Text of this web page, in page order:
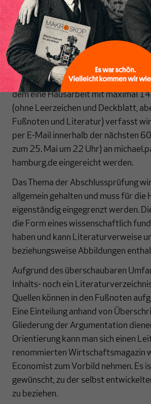
Prüfung
Die Prüfung ist fakultativ. Sie erfolgt
Take-Home-Exams: Am Freitag, den
Uhr erhalten alle Prüfungsteilnehmer
dem eine Hausarbeit mit maximal
(ohne Leerzeichen und Deckblatt,
Fußnoten und Literatur) verfasst
per E-Mail innerhalb der nächsten
zum 25. Mai um 22 Uhr) an
hamburg.de eingereicht werden.
Das Thema der Abschlussprüfung
allgemein gehalten und muss für die
eigenständig eingegrenzt werden.
die Form eines wissenschaftlich
haben und kann Literaturverweise
beziehungsweise Abbildungen
Aufgrund des überschaubaren
Inhalts- noch ein
Quellen können in den Fußnoten
Eine Einteilung anhand von
Gliederung der Argumentation
Orientierung kann man sich einen
renommierten Wirtschaftsmagazin
Economist zum Vorbild nehmen. Es
gewünscht, zu der selbst
zu beziehen.